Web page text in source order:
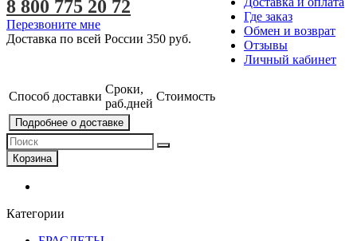
Где заказ
Обмен и возврат
Отзывы
Личный кабинет
8 800 775 20 72
Перезвоните мне
Доставка по всей России 350 руб.
Способ доставки
Сроки,
раб.дней
Стоимость
Подробнее о доставке
Корзина
Категории